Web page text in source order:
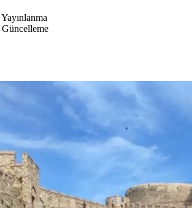
Yayınlanma
Güncelleme